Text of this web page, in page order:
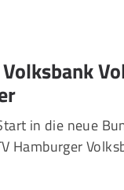
in die neue
Hamburger